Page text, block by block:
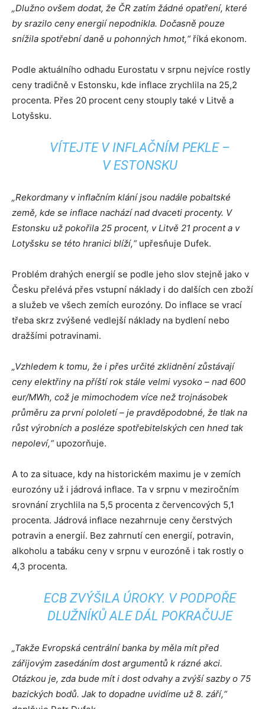
„Dlužno ovšem dodat, že ČR zatím žádné opatření, které
by srazilo ceny energií nepodnikla. Dočasně pouze
snížila spotřební daně u pohonných hmot,“říká ekonom.
Podle aktuálního odhadu Eurostatu v srpnu nejvíce rostly
ceny tradičně v Estonsku, kde inflace zrychlila na 25,2
procenta. Přes 20 procent ceny stouply také v Litvě a
Lotyšsku.
VÍTEJTE V INFLAČNÍM PEKLE –
V ESTONSKU
„Rekordmany v inflačním klání jsou nadále pobaltské
země, kde se inflace nachází nad dvaceti procenty. V
Estonsku už pokořila 25 procent, v Litvě 21 procent a v
Lotyšsku se této hranici blíží,“upřesňuje Dufek.
Problém drahých energií se podle jeho slov stejně jako v
Česku přelévá přes vstupní náklady i do dalších cen zboží
a služeb ve všech zemích eurozóny. Do inflace se vrací
třeba skrz zvýšené vedlejší náklady na bydlení nebo
dražšími potravinami.
„Vzhledem k tomu, že i přes určité zklidnění zůstávají
ceny elektřiny na příští rok stále velmi vysoko – nad 600
eur/MWh, což je mimochodem více než trojnásobek
průměru za první pololetí – je pravděpodobné, že tlak na
růst výrobních a posléze spotřebitelských cen hned tak
nepoleví,“upozorňuje.
A to za situace, kdy na historickém maximu je v zemích
eurozóny už i jádrová inflace. Ta v srpnu v meziročním
srovnání zrychlila na 5,5 procenta z červencových 5,1
procenta. Jádrová inflace nezahrnuje ceny čerstvých
potravin a energií. Bez zahrnutí cen energií, potravin,
alkoholu a tabáku ceny v srpnu v eurozóně i tak rostly o
4,3 procenta.
ECB ZVÝŠILA ÚROKY. V PODPOŘE
DLUŽNÍKŮ ALE DÁL POKRAČUJE
„Takže Evropská centrální banka by měla mít před
zářijovým zasedáním dost argumentů k rázné akci.
Otázkou je, zda bude mít i dost odvahy a zvýší sazby o 75
bazických bodů. Jak to dopadne uvidíme už 8. září,“